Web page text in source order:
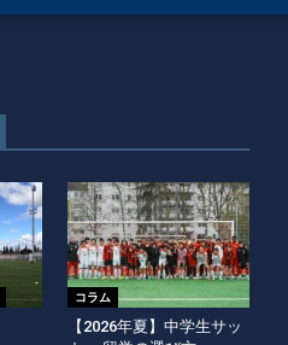
コラム
【2026年夏】中学生サッ